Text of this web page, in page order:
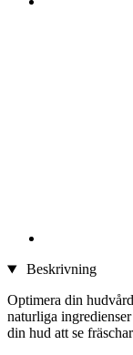
Beskrivning
Optimera din
naturliga
din hud att se